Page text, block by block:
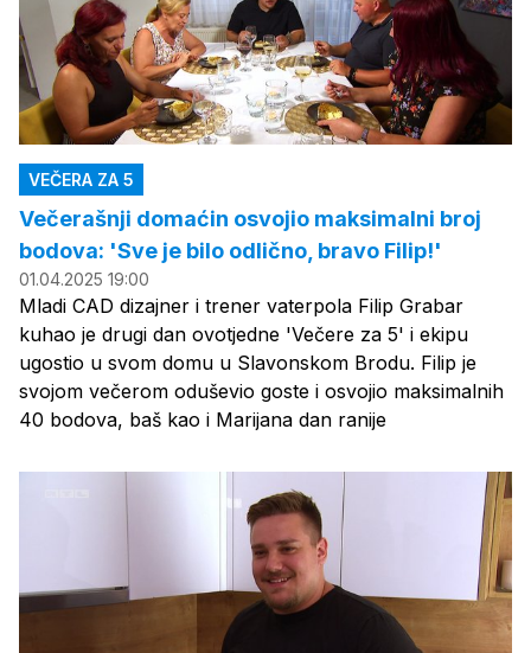
VEČERA ZA 5
Večerašnji domaćin osvojio maksimalni broj
bodova: 'Sve je bilo odlično, bravo Filip!'
01.04.2025 19:00
Mladi CAD dizajner i trener vaterpola Filip Grabar
kuhao je drugi dan ovotjedne 'Večere za 5' i ekipu
ugostio u svom domu u Slavonskom Brodu. Filip je
svojom večerom oduševio goste i osvojio maksimalnih
40 bodova, baš kao i Marijana dan ranije